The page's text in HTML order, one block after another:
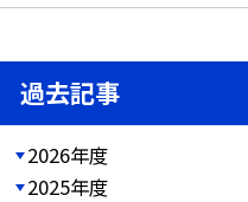
過去記事
2026年度
2025年度